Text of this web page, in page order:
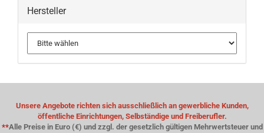
Hersteller
Unsere Angebote richten sich ausschließlich an gewerbliche Kunden,
öffentliche Einrichtungen, Selbständige und Freiberufler.
**Alle Preise in Euro (€) und zzgl. der gesetzlich gültigen Mehrwertsteuer und